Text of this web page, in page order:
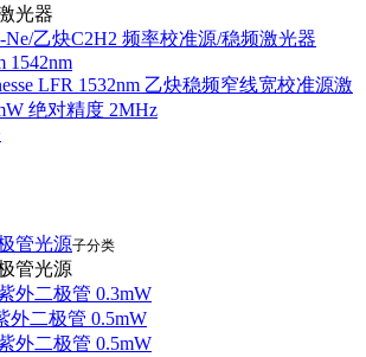
光器
Ne/乙炔C2H2 频率校准源/稳频激光器
1542nm
LFR 1532nm 乙炔稳频窄线宽校准源激
绝对精度 2MHz
管光源子分类
管光源
外二极管 0.3mW
外二极管 0.5mW
外二极管 0.5mW